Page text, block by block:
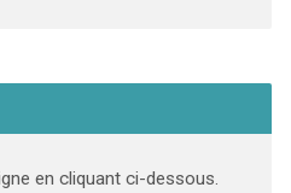
en cliquant ci-dessous.